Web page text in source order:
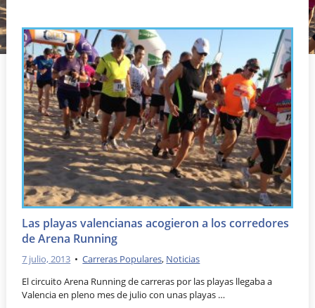
Reservas
Las playas valencianas acogieron a los corredores
de Arena Running
7 julio, 2013 •Carreras Populares, Noticias
El circuito Arena Running de carreras por las playas llegaba a
Valencia en pleno mes de julio con unas playas …